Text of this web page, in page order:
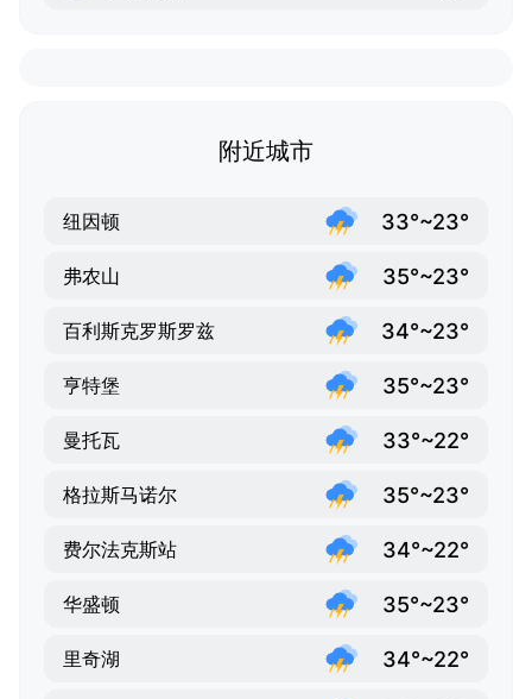
附近城市
纽因顿 33°~23°
弗农山 35°~23°
百利斯克罗斯罗兹 34°~23°
亨特堡 35°~23°
曼托瓦 33°~22°
格拉斯马诺尔 35°~23°
费尔法克斯站 34°~22°
华盛顿 35°~23°
里奇湖 34°~22°